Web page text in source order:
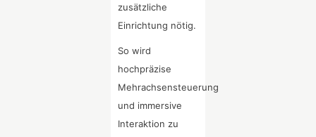
zusätzliche
Einrichtung nötig.
So wird
hochpräzise
Mehrachsensteuerung
und immersive
Interaktion zu